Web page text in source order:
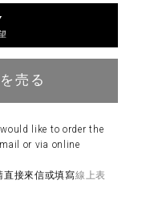
売る
like to order the
or via online
直接來信或填寫線上表